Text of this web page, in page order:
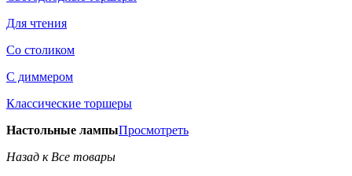
Для чтения
Со столиком
С диммером
Классические торшеры
Настольные лампыПросмотреть
Назад к Все товары